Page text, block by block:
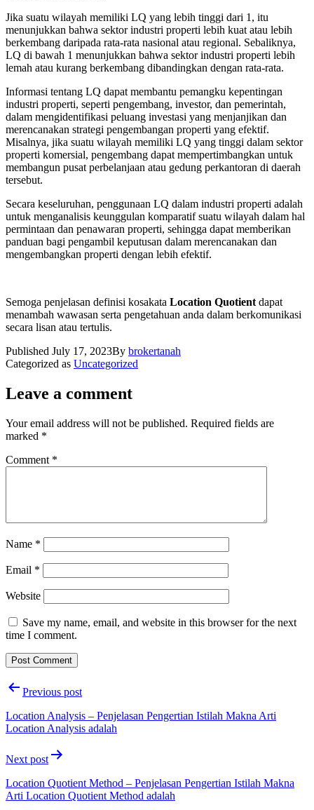
Jika suatu wilayah memiliki LQ yang lebih tinggi dari 1, itu
menunjukkan bahwa sektor industri properti lebih kuat atau lebih
berkembang daripada rata-rata nasional atau regional. Sebaliknya,
LQ di bawah 1 menunjukkan bahwa sektor industri properti lebih
lemah atau kurang berkembang dibandingkan dengan rata-rata.
Informasi tentang LQ dapat membantu pemangku kepentingan
industri properti, seperti pengembang, investor, dan pemerintah,
dalam mengidentifikasi peluang investasi yang menjanjikan dan
merencanakan strategi pengembangan properti yang efektif.
Misalnya, jika suatu wilayah memiliki LQ yang tinggi dalam sektor
properti komersial, pengembang dapat mempertimbangkan untuk
membangun pusat perbelanjaan atau gedung perkantoran di daerah
tersebut.
Secara keseluruhan, penggunaan LQ dalam industri properti adalah
untuk menganalisis keunggulan komparatif suatu wilayah dalam hal
permintaan dan penawaran properti, sehingga dapat memberikan
panduan bagi pengambil keputusan dalam merencanakan dan
mengembangkan properti dengan lebih efektif.
Semoga penjelasan definisi kosakata Location Quotient dapat
menambah wawasan serta pengetahuan anda dalam berkomunikasi
secara lisan atau tertulis.
Published July 17, 2023By brokertanah
Categorized as Uncategorized
Leave a comment
Your email address will not be published. Required fields are
marked *
Comment *
Name *
Email *
Website
Save my name, email, and website in this browser for the next
time I comment.
PostPrevious post
Location Analysis – Penjelasan Pengertian Istilah Makna Arti
Location Analysis adalah
Next post
Location Quotient Method – Penjelasan Pengertian Istilah Makna
Arti Location Quotient Method adalah